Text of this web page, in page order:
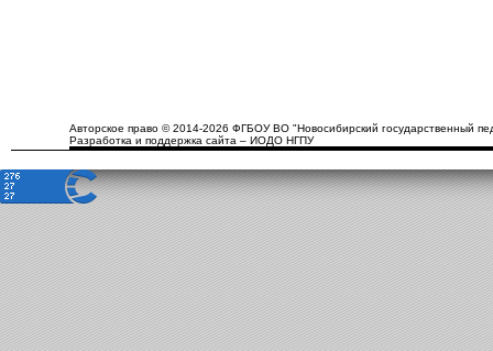
Авторское право © 2014-2026 ФГБОУ ВО "Новосибирский государственный
Разработка и поддержка сайта – ИОДО НГПУ